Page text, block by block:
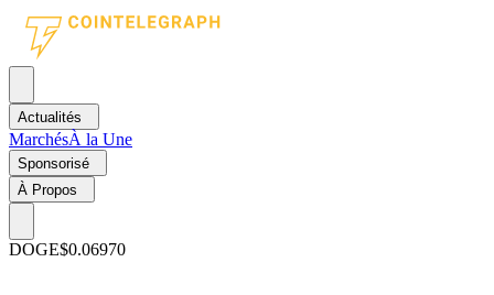
Actualités
MarchésÀ la Une
Sponsorisé
À Propos
DOGE$0.06970